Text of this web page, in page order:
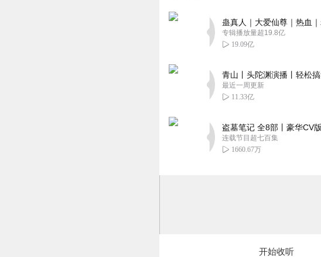
2022-12-20
播音团队不错，感谢你们的辛勤付
回复 2024-02-18
蛊真人｜大爱仙尊｜热血
专辑播放量超19.8亿
19.09亿
青山丨头陀渊演播丨轻松
最近一周更新
11.33亿
盗墓笔记 全8部丨豪华CV
连载节目超七百集
1660.67万
开始收听